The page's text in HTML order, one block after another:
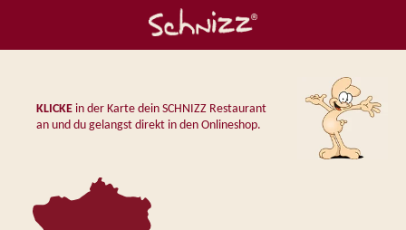
KLICKE in der Karte dein SCHNIZZ Restaurant
an und du gelangst direkt in den Onlineshop.